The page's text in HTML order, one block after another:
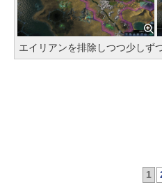
エイリアンを排除しつつ少しず
1